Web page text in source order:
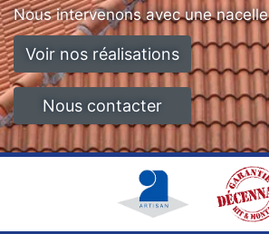
Nous intervenons avec une nacelle
Voir nos réalisations
Nous contacter